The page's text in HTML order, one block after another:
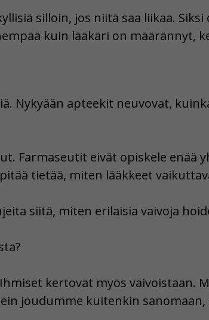
silloin, jos niitä saa liikaa.
kuin lääkäri on määrännyt,
Nykyään apteekit neuvovat,
Farmaseutit eivät opiskele enää
tietää, miten lääkkeet
siitä, miten erilaisia vaivoja
kertovat myös vaivoistaan.
joudumme kuitenkin